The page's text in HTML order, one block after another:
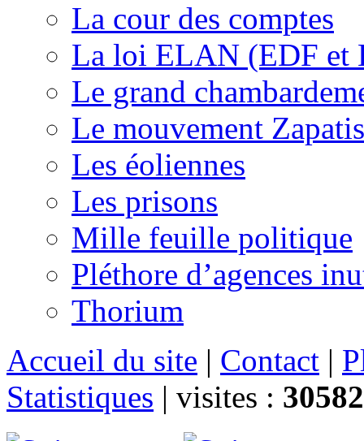
La cour des comptes
La loi ELAN (EDF et
Le grand
Le mouvement
Les éoliennes
Les prisons
Mille feuille politique
Pléthore d’agences
Thorium
Accueil du site | Contact |
Statistiques | visites :